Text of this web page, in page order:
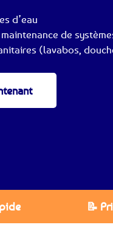
d’eau
de
(lavabos,
📝